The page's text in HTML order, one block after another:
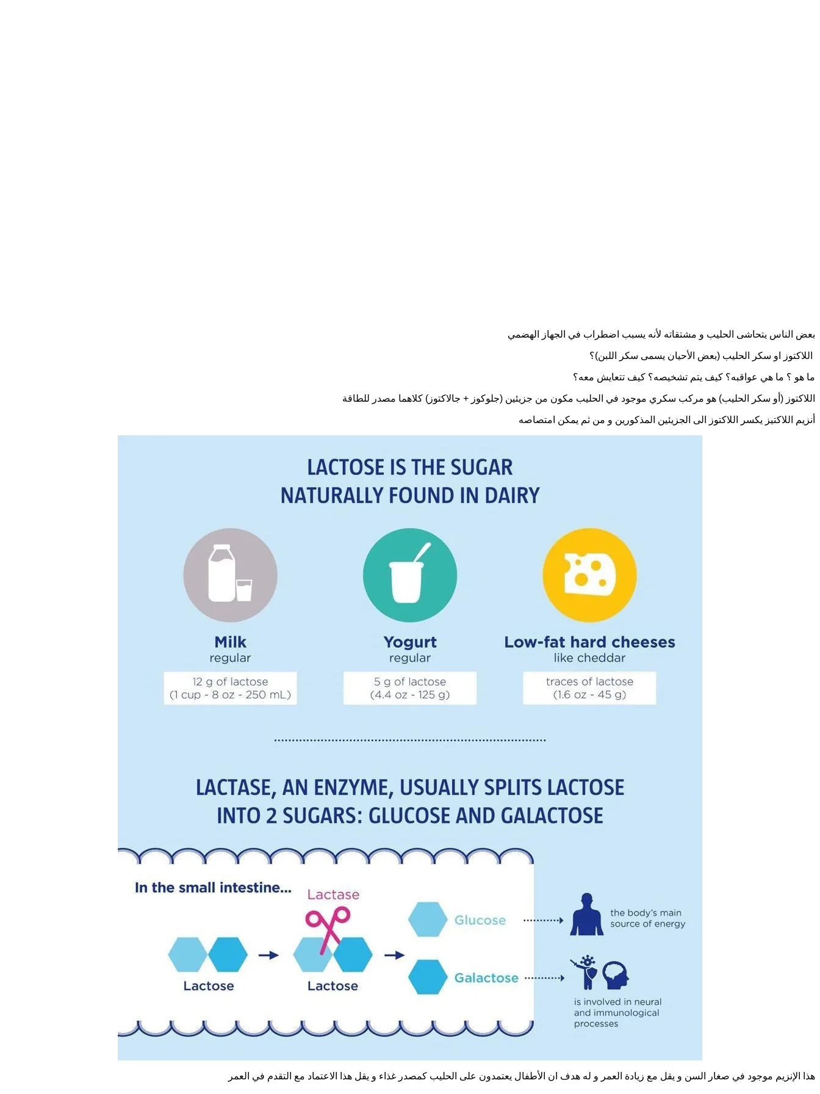
بعض الناس يتحاشى الحليب و مشتقاته لأنه يسبب اضطراب في الجهاز الهضمي
‏ اللاكتوز او سكر الحليب (بعض الأحيان يسمى سكر اللبن)؟
‏ما هو ؟ ما هي عواقبه؟ كيف يتم تشخيصه؟ كيف تتعايش معه؟
اللاكتوز (أو سكر الحليب) هو مركب سكري موجود في الحليب مكون من جزيئين (جلوكوز + جالاكتوز) كلاهما مصدر للطاقة
‏أنزيم اللاكتيز يكسر اللاكتوز الى الجزيئين المذكورين و من ثم يمكن امتصاصه
هذا الإنزيم موجود في صغار السن و يقل مع زيادة العمر و له هدف ان الأطفال يعتمدون على الحليب كمصدر غذاء و يقل هذا الاعتماد مع التقدم في العمر